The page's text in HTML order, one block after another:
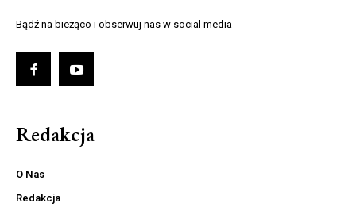
Bądź na bieżąco i obserwuj nas w social media
Redakcja
O Nas
Redakcja